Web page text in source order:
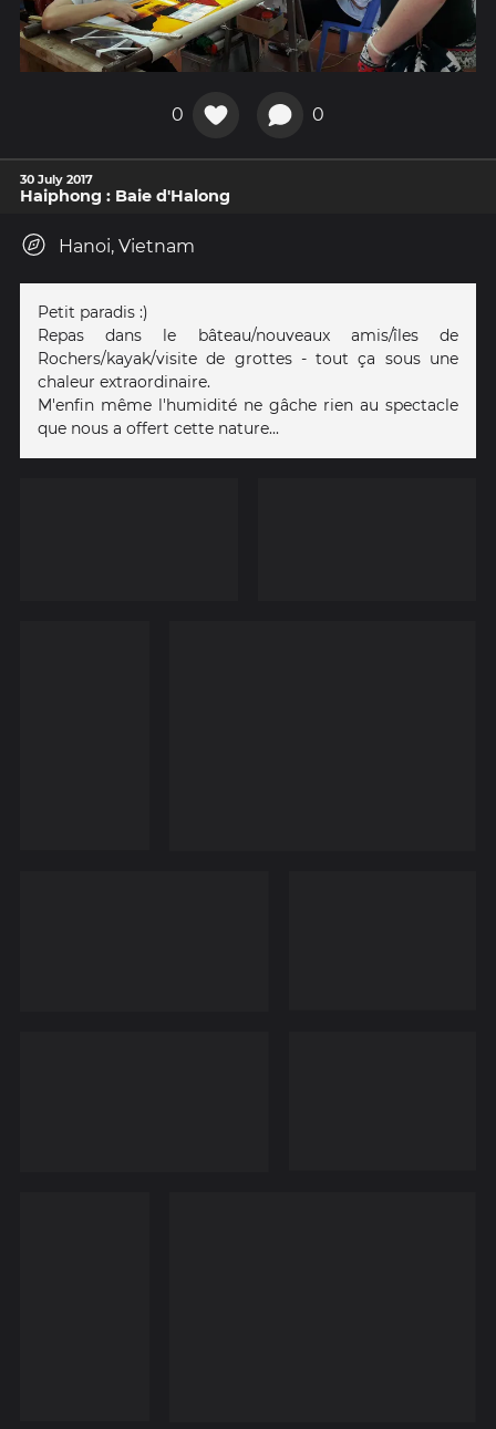
0 0
30 July 2017
Haiphong : Baie d'Halong
Hanoi, Vietnam
Petit paradis :)
Repas dans le bâteau/nouveaux amis/îles de
Rochers/kayak/visite de grottes - tout ça sous une
chaleur extraordinaire.
M'enfin même l'humidité ne gâche rien au spectacle
que nous a offert cette nature...